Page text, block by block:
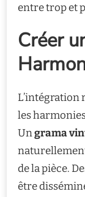
entre trop et
Créer
L’intégration
les
Ungrama
de la pièce.
être